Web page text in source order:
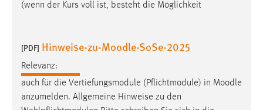
(wenn der Kurs voll ist, besteht die Möglichkeit
[PDF] Hinweise-zu-Moodle-SoSe-2025
Relevanz:
auch für die Vertiefungsmodule (Pflichtmodule) in Moodle
anzumelden. Allgemeine Hinweise zu den